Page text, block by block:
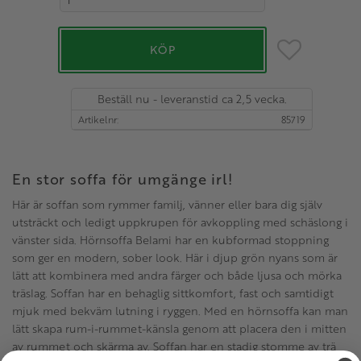
KÖP Lägg till i
Beställ nu - leveranstid ca 2,5 vecka.
Artikelnr 85719
En stor soffa för umgänge irl!
Här är soffan som rymmer familj, vänner eller bara dig själv
utsträckt och ledigt uppkrupen för avkoppling med schäslong i
vänster sida. Hörnsoffa Belami har en kubformad stoppning
som ger en modern, sober look. Här i djup grön nyans som är
lätt att kombinera med andra färger och både ljusa och mörka
träslag. Soffan har en behaglig sittkomfort, fast och samtidigt
mjuk med bekväm lutning i ryggen. Med en hörnsoffa kan man
lätt skapa rum-i-rummet-känsla genom att placera den i mitten
av rummet och skärma av. Soffan har en stadig stomme av trä